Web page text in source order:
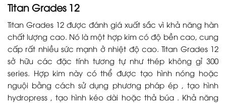
Titan Grades 12
Titan Grades 12 được đánh giá xuất sắc vì khả năng hàn
chất lượng cao. Nó là một hợp kim có độ bền cao, cung
cấp rất nhiều sức mạnh ở nhiệt độ cao. Titan Grades 12
sở hữu các đặc tính tương tự như thép không gỉ 300
series. Hợp kim này có thể được tạo hình nóng hoặc
nguội bằng cách sử dụng phương pháp ép , tạo hình
hydropress , tạo hình kéo dài hoặc thả búa . Khả năng